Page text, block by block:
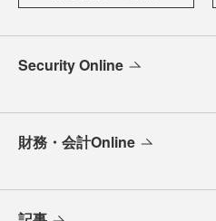
Security Online
財務・会計Online